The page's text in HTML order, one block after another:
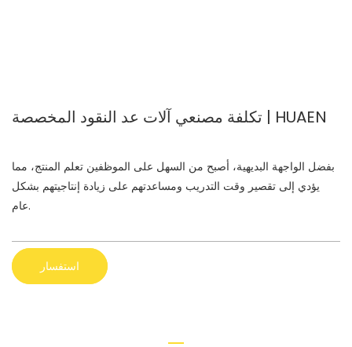
تكلفة مصنعي آلات عد النقود المخصصة | HUAEN
بفضل الواجهة البديهية، أصبح من السهل على الموظفين تعلم المنتج، مما
يؤدي إلى تقصير وقت التدريب ومساعدتهم على زيادة إنتاجيتهم بشكل
عام.
استفسار